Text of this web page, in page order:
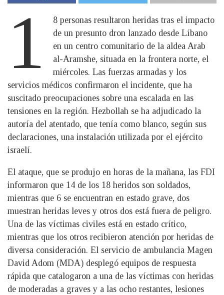
1
8 personas resultaron heridas tras el impacto
de un presunto dron lanzado desde Líbano
en un centro comunitario de la aldea Arab
al-Aramshe, situada en la frontera norte, el
miércoles. Las fuerzas armadas y los
servicios médicos confirmaron el incidente, que ha
suscitado preocupaciones sobre una escalada en las
tensiones en la región. Hezbollah se ha adjudicado la
autoría del atentado, que tenía como blanco, según sus
declaraciones, una instalación utilizada por el ejército
israelí.
El ataque, que se produjo en horas de la mañana, las FDI
informaron que 14 de los 18 heridos son soldados,
mientras que 6 se encuentran en estado grave, dos
muestran heridas leves y otros dos está fuera de peligro.
Una de las víctimas civiles está en estado crítico,
mientras que los otros recibieron atención por heridas de
diversa consideración. El servicio de ambulancia Magen
David Adom (MDA) desplegó equipos de respuesta
rápida que catalogaron a una de las víctimas con heridas
de moderadas a graves y a las ocho restantes, lesiones